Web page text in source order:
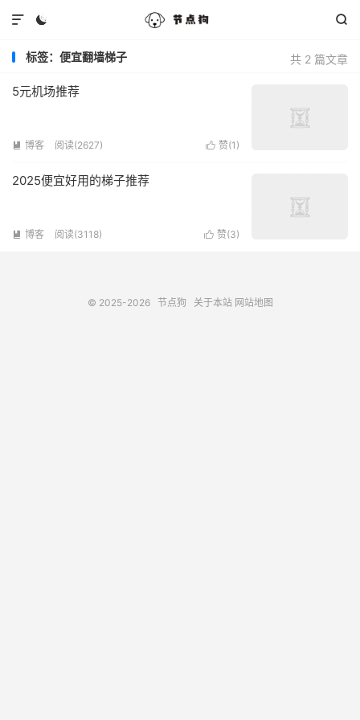
 

共 2 篇文章
标签：便宜翻墙梯子
5元机场推荐
 赞(1 )
 博客 阅读(2627)
2025便宜好用的梯子推荐
 赞(3)
 博客 阅读(3118)
© 2025-2026 节点狗 关于本站 网站地图